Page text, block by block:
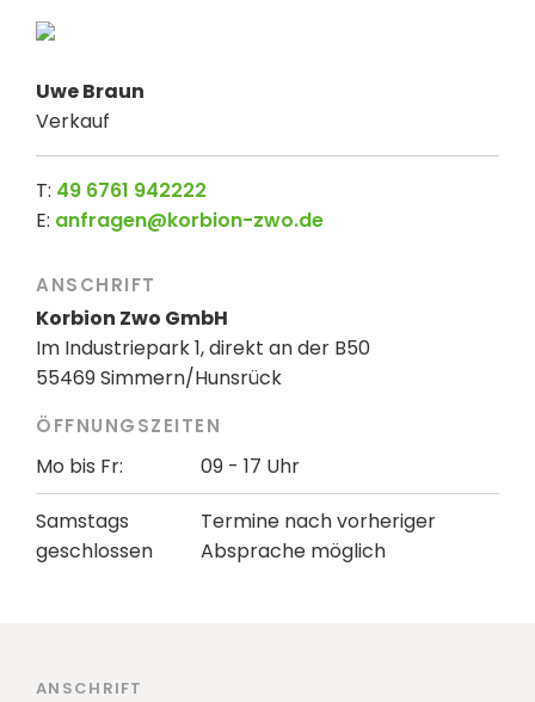
Uwe Braun
Verkauf
T: 49 6761 942222
E: anfragen@korbion-zwo.de
ANSCHRIFT
Korbion Zwo GmbH
Im Industriepark 1, direkt an der B50
55469 Simmern/Hunsrück
ÖFFNUNGSZEITEN
Mo bis Fr:
09 - 17 Uhr
Samstags
geschlossen
Termine nach vorheriger
Absprache möglich
ANSCHRIFT